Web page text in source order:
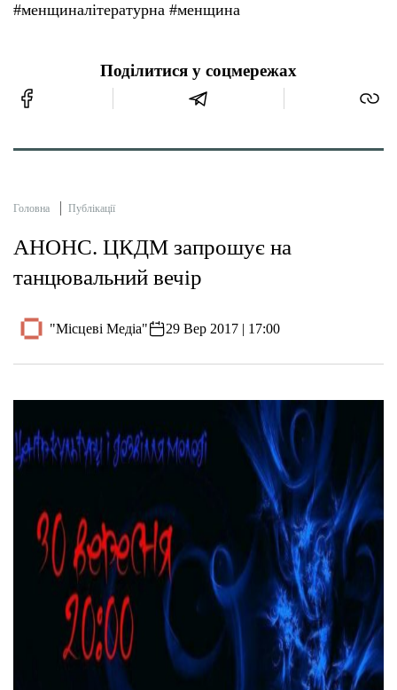
#менщиналітературна #менщина
Поділитися у соцмережах
Головна Публікації
АНОНС. ЦКДМ запрошує на
танцювальний вечір
"Місцеві Медіа" 29 Вер 2017 | 17:00